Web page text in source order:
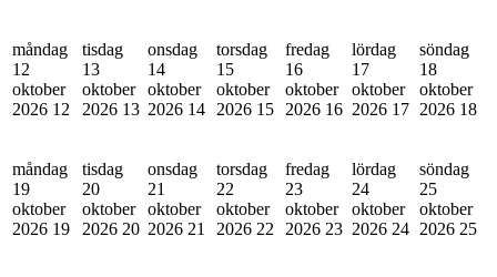
måndag
12
oktober
2026 12
tisdag
13
oktober
2026 13
onsdag
14
oktober
2026 14
torsdag
15
oktober
2026 15
fredag
16
oktober
2026 16
lördag
17
oktober
2026 17
söndag
18
oktober
2026 18
måndag
19
oktober
2026 19
tisdag
20
oktober
2026 20
onsdag
21
oktober
2026 21
torsdag
22
oktober
2026 22
fredag
23
oktober
2026 23
lördag
24
oktober
2026 24
söndag
25
oktober
2026 25